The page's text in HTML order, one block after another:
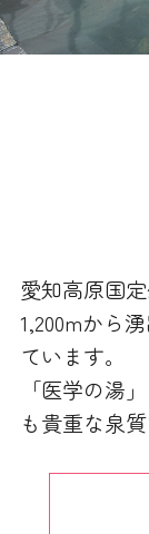
愛知高原国
1,200mから
ています。
「医学の湯
も貴重な泉質